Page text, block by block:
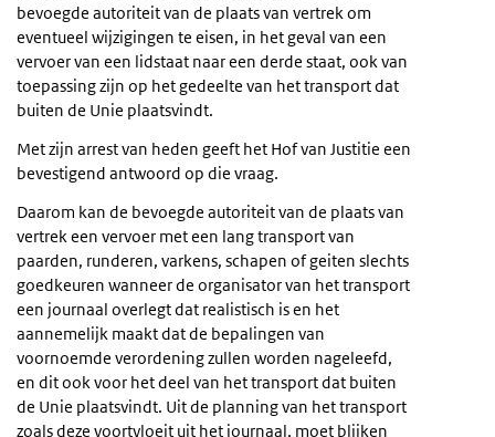
bevoegde autoriteit van de plaats van vertrek om
eventueel wijzigingen te eisen, in het geval van een
vervoer van een lidstaat naar een derde staat, ook van
toepassing zijn op het gedeelte van het transport dat
buiten de Unie plaatsvindt.
Met zijn arrest van heden geeft het Hof van Justitie een
bevestigend antwoord op die vraag.
Daarom kan de bevoegde autoriteit van de plaats van
vertrek een vervoer met een lang transport van
paarden, runderen, varkens, schapen of geiten slechts
goedkeuren wanneer de organisator van het transport
een journaal overlegt dat realistisch is en het
aannemelijk maakt dat de bepalingen van
voornoemde verordening zullen worden nageleefd,
en dit ook voor het deel van het transport dat buiten
de Unie plaatsvindt. Uit de planning van het transport
zoals deze voortvloeit uit het journaal, moet blijken